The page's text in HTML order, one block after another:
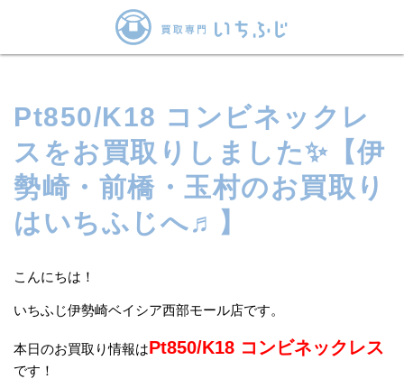
Pt850/K18 コンビネックレ
スをお買取りしました✨【伊
勢崎・前橋・玉村のお買取り
はいちふじへ♬】
こんにちは！
いちふじ伊勢崎ベイシア西部モール店です。
本日のお買取り情報はPt850/K18 コンビネックレス
です！